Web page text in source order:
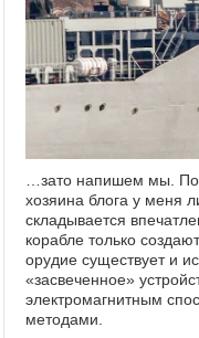
…зато напишем мы.
хозяина блога у меня
складывается
корабле только
орудие существует и
«засвеченное»
электромагнитным
методами.